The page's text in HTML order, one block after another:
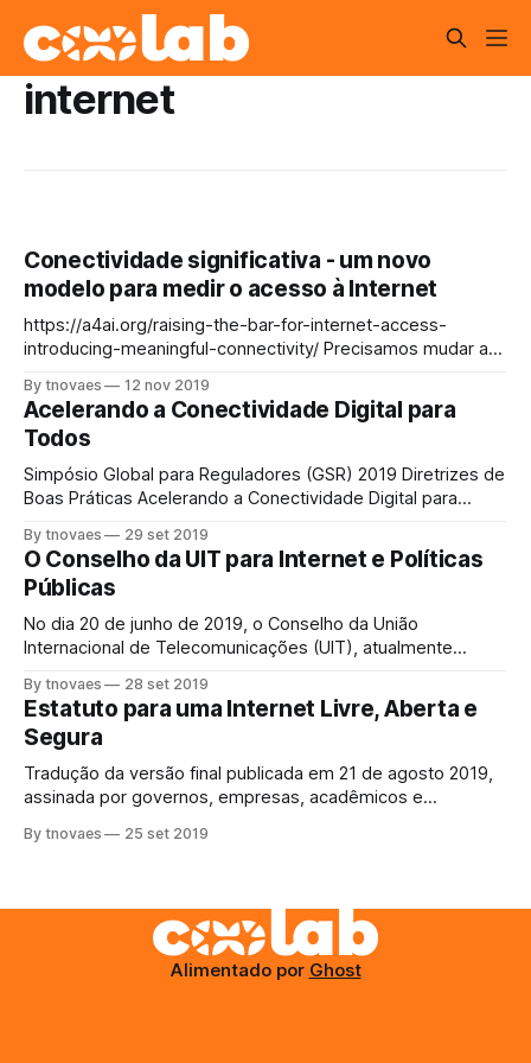
internet
Conectividade significativa - um novo
modelo para medir o acesso à Internet
https://a4ai.org/raising-the-bar-for-internet-access-
introducing-meaningful-connectivity/ Precisamos mudar a
uma necessidade na economia digital de hoje. A ONU
chamou isso de direito humano. Para ajudar a tornar esse
direito uma realidade para todos, os Objetivos de
Desenvolvimento Sustentável (ODS) da ONU incluem
By tnovaes 12 nov 2019
Acelerando a Conectividade Digital para
Todos
Simpósio Global para Reguladores (GSR) 2019 Diretrizes de
Boas Práticas Acelerando a Conectividade Digital para
Desenvolvimento Sustentável (ODS) da ONU em nossas
sociedades até 2030, precisamos estar abertos a novas
ferramentas e soluções regulatórias e agir agora. A
conectividade digital pode
By tnovaes 29 set 2019
O Conselho da UIT para Internet e Políticas
Públicas
No dia 20 de junho de 2019, o Conselho da União
Internacional de Telecomunicações (UIT), atualmente
“uma sessão adicional do Conselho será realizada em
Genebra, durante um dia útil, na sexta-feira, 27 de
setembro de 2019, para discutir o relatório sobre os
By tnovaes 28 set 2019
Estatuto para uma Internet Livre, Aberta e
Segura
Tradução da versão final publicada em 21 de agosto 2019,
assinada por governos, empresas, acadêmicos e
trabalhos de desenvolvimento de políticas de acesso à
desenvolvimentos tecnológicos
By tnovaes 25 set 2019
Alimentado por Ghost